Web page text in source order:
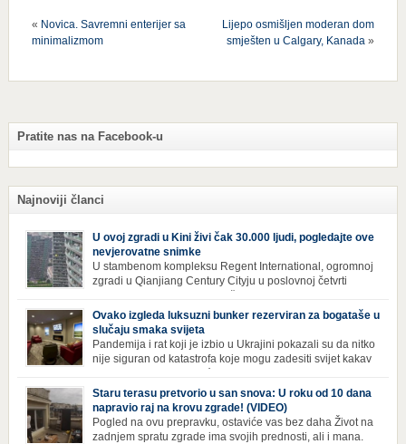
« Novica. Savremni enterijer sa
minimalizmom
Lijepo osmišljen moderan dom
smješten u Calgary, Kanada »
Pratite nas na Facebook-u
Najnoviji članci
U ovoj zgradi u Kini živi čak 30.000 ljudi, pogledajte ove
nevjerovatne snimke
U stambenom kompleksu Regent International, ogromnoj
zgradi u Qianjiang Century Cityju u poslovnoj četvrti
Hangzhoua u Kini, trenutno živi gotovo 30 hiljada ljudi,
koji nikad ne moraju izaći iz njega. Naime, s obzirom na to da unutar
zgrade mogu pronaći sve potrepštine koje im zatrebaju, stanari ovog
kompleksa zapravo nemaju potrebe izlaziti izvan njega ako […]
Ovako izgleda luksuzni bunker rezerviran za bogataše u
slučaju smaka svijeta
Pandemija i rat koji je izbio u Ukrajini pokazali su da nitko
nije siguran od katastrofa koje mogu zadesiti svijet kakav
poznajemo. I dok se većina ljudi nada da situacija u
svijetu neće postati još gora te da su prijetnje nuklearnim oružjem
isprazne, ima i onih koji se spremaju za najgori scenariji. Naime,
Survival Condo […]
Staru terasu pretvorio u san snova: U roku od 10 dana
napravio raj na krovu zgrade! (VIDEO)
Pogled na ovu prepravku, ostaviće vas bez daha Život na
zadnjem spratu zgrade ima svojih prednosti, ali i mana.